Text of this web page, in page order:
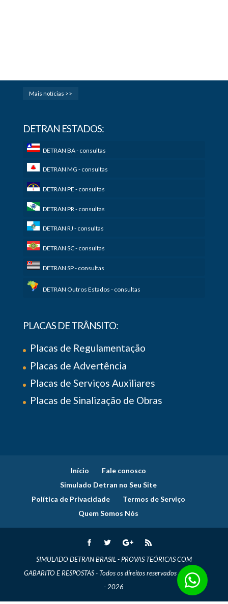
Mais notícias >>
DETRAN ESTADOS:
DETRAN BA - consultas
DETRAN MG - consultas
DETRAN PE - consultas
DETRAN PR - consultas
DETRAN RJ - consultas
DETRAN SC - consultas
DETRAN SP - consultas
DETRAN Outros Estados - consultas
PLACAS DE TRÂNSITO:
Placas de Regulamentação
Placas de Advertência
Placas de Serviços Auxiliares
Placas de Sinalização de Obras
Início
Fale conosco
Simulado Detran no Seu Site
Política de Privacidade
Termos de Serviço
Quem Somos Nós
SIMULADO DETRAN BRASIL- PROVAS TEÓRICAS COM
GABARITO E RESPOSTAS - Todos os direitos reservados . © 2014
- 2026